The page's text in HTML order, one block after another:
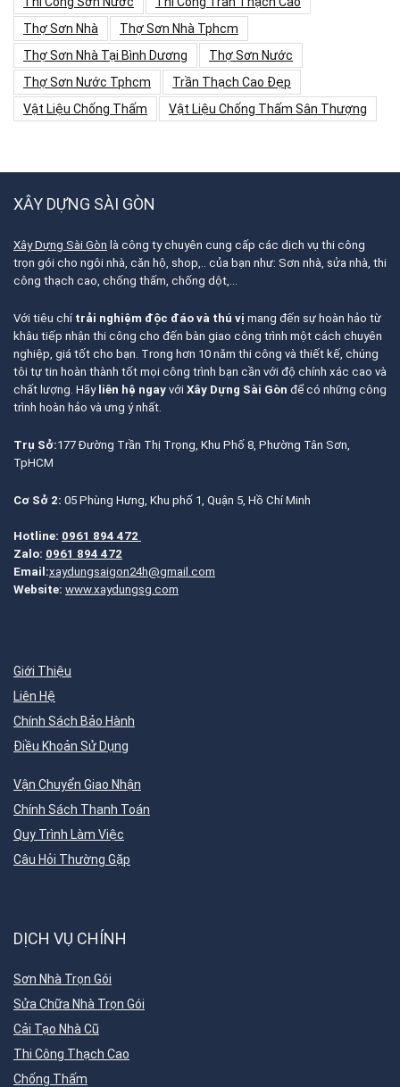
Thợ Sơn Nhà
Thợ Sơn Nhà Tphcm
Thợ Sơn Nhà Tại Bình Dương
Thợ Sơn Nước
Thợ Sơn Nước Tphcm
Trần Thạch Cao Đẹp
Vật Liệu Chống Thấm
Vật Liệu Chống Thấm Sân Thượng
XÂY DỰNG SÀI GÒN
Xây Dựng Sài Gòn là công ty chuyên cung cấp các dịch vụ thi công
trọn gói cho ngôi nhà, căn hộ, shop,.. của bạn như: Sơn nhà, sửa nhà, thi
công thạch cao, chống thấm, chống dột,…
Với tiêu chí trải nghiệm độc đáo và thú vị mang đến sự hoàn hảo từ
khâu tiếp nhận thi công cho đến bàn giao công trình một cách chuyên
nghiệp, giá tốt cho bạn. Trong hơn 10 năm thi công và thiết kế, chúng
tôi tự tin hoàn thành tốt mọi công trình bạn cần với độ chính xác cao và
chất lượng. Hãy liên hệ ngay với Xây Dựng Sài Gòn để có những công
trình hoàn hảo và ưng ý nhất.
Trụ Sở:177 Đường Trần Thị Trọng, Khu Phố 8, Phường Tân Sơn,
TpHCM
Cơ Sở 2: 05 Phùng Hưng, Khu phố 1, Quận 5, Hồ Chí Minh
Hotline: 0961 894 472
Zalo: 0961 894 472
Email:xaydungsaigon24h@gmail.com
Website: www.xaydungsg.com
Giới Thiệu
Liên Hệ
Chính Sách Bảo Hành
Điều Khoản Sử Dụng
Vận Chuyển Giao Nhận
Chính Sách Thanh Toán
Quy Trình Làm Việc
Câu Hỏi Thường Gặp
DỊCH VỤ CHÍNH
Sơn Nhà Trọn Gói
Sửa Chữa Nhà Trọn Gói
Cải Tạo Nhà Cũ
Thi Công Thạch Cao
Chống Thấm